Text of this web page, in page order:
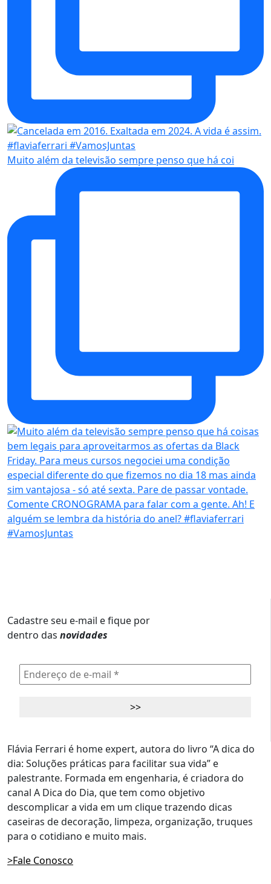
Muito além da televisão sempre penso que há coi
Cadastre seu e-mail e fique por
dentro das novidades
Flávia Ferrari é home expert, autora do livro “A dica do
dia: Soluções práticas para facilitar sua vida” e
palestrante. Formada em engenharia, é criadora do
canal A Dica do Dia, que tem como objetivo
descomplicar a vida em um clique trazendo dicas
caseiras de decoração, limpeza, organização, truques
para o cotidiano e muito mais.
>Fale Conosco